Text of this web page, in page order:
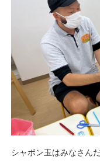
シャボン玉はみなさん